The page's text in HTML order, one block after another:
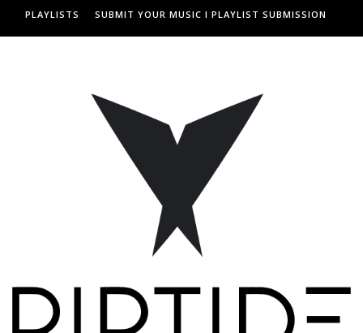
PLAYLISTS SUBMIT YOUR MUSIC I PLAYLIST SUBMISSION